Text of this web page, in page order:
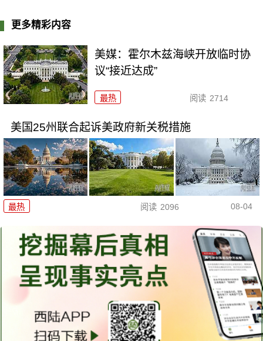
更多精彩内容
美媒：霍尔木兹海峡开放临时协
议“接近达成”
最热 阅读 2714
美国25州联合起诉美政府新关税措施
最热 阅读 2096 08-04